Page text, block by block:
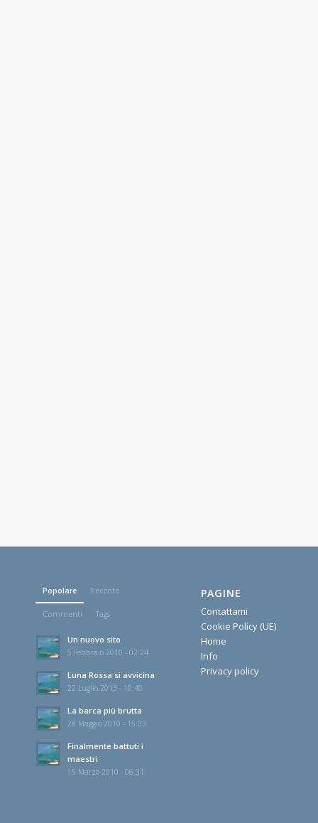
Popolare Recente
Commenti Tags
Un nuovo sito
5 Febbraio 2010 - 02:24
Luna Rossa si avvicina
22 Luglio 2013 - 10:40
La barca più brutta
28 Maggio 2010 - 15:03
Finalmente battuti i
maestri
15 Marzo 2010 - 06:31
PAGINE
Contattami
Cookie Policy (UE)
Home
Info
Privacy policy